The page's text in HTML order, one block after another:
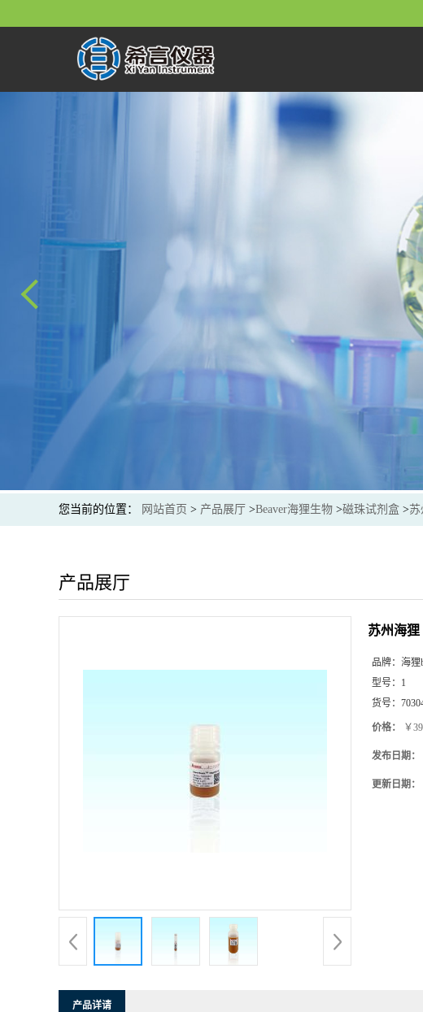
您当前的位置： 网站首页 > 产品展厅 >Beaver海狸生物 >磁珠试剂盒 >苏
产品展厅
苏州海狸
品牌： 海狸
型号： 1
货号：
价格： ￥
发布日期：
更新日期：
产品详请